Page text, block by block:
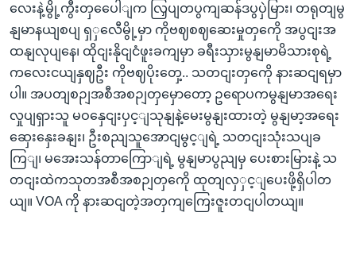
လေးနဲ့မွို့ကွီးတှပေေါျက လြှပျတပွကျဆန်ဒပွပှဲမြား၊ တရုတျမွ
နျမာနယျစပျ ရှှလေီမွို့မှာ ကိုဗဈစဈဆေးမှုတှကေို အပွငျးအ
ထနျလုပျနေ၊ ထိုငျးနိုငျငံဖူးခကျမှာ ခရီးသှားမွနျမာမိသားစုရဲ့
ကလေးငယျနှဈဦး ကိုဗဈပိုးတှေ့.. သတငျးတှကေို နားဆငျရမှာ
ပါ။ အပတျစဉျအစီအစဉျတှမှောတော့ ဥရောပကမွနျမာအရေး
လှုပျရှားသူ မဝနှေငျးပှင့ျသုနျနဲ့မေးမွနျးထားတဲ့ မွနျမာ့အရေး
ဆှေးနှေးခနျး၊ ဦးစညျသူအောငျမွင့ျရဲ့ သတငျးသုံးသပျခ
ကြျ၊ မအေးသန်တာကြောျရဲ့ မွနျမာပွညျမှ ပေးစားမြားနဲ့ သ
တငျးထဲကသုတအစီအစဉျတှကေို ထုတျလှှင့ျပေးဖို့ရှိပါတ
ယျ။ VOA ကို နားဆငျတဲ့အတှကျကြေးဇူးတငျပါတယျ။